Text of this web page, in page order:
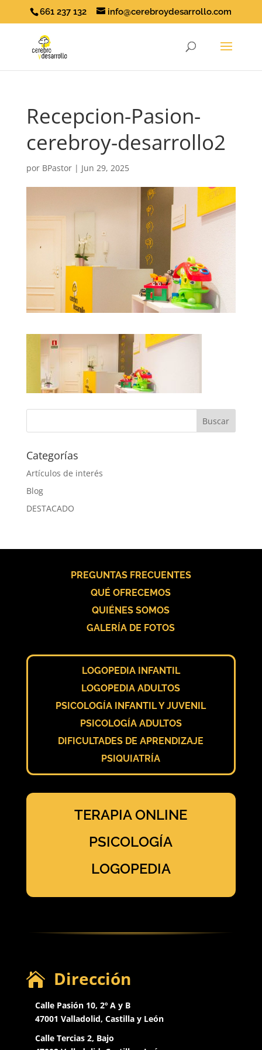
661 237 132 info@cerebroydesarrollo.com
Recepcion-Pasion-
cerebroy-desarrollo2
por BPastor| Jun 29, 2025
Categorías
Artículos de interés
Blog
DESTACADO
PREGUNTAS FRECUENTES
QUÉ OFRECEMOS
QUIÉNES SOMOS
GALERÍA DE FOTOS
LOGOPEDIA INFANTIL
LOGOPEDIA ADULTOS
PSICOLOGÍA INFANTIL Y JUVENIL
PSICOLOGÍA ADULTOS
DIFICULTADES DE APRENDIZAJE
PSIQUIATRÍA
TERAPIA ONLINE
PSICOLOGÍA
LOGOPEDIA
 Dirección
Calle Pasión 10, 2º A y B
47001 Valladolid, Castilla y León
Calle Tercias 2, Bajo